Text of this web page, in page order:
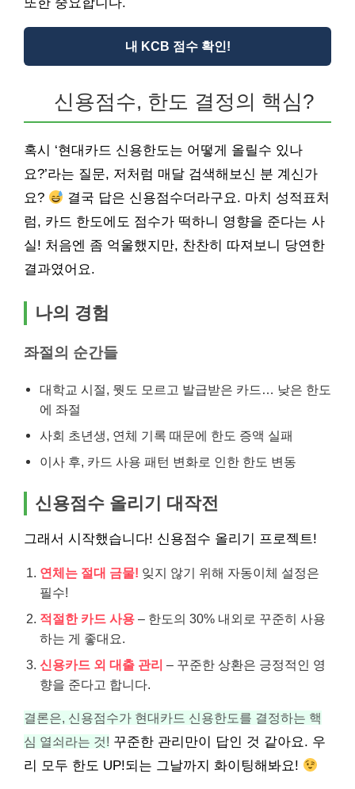
내 KCB 점수 확인!
신용점수, 한도 결정의 핵심?
혹시 ‘현대카드 신용한도는 어떻게 올릴수 있나
요?’라는 질문, 저처럼 매달 검색해보신 분 계신가
요?
결국 답은 신용점수더라구요. 마치 성적표처
럼, 카드 한도에도 점수가 떡하니 영향을 준다는 사
실! 처음엔 좀 억울했지만, 찬찬히 따져보니 당연한
결과였어요.
나의 경험
좌절의 순간들
대학교 시절, 뭣도 모르고 발급받은 카드… 낮은 한도
에 좌절
사회 초년생, 연체 기록 때문에 한도 증액 실패
이사 후, 카드 사용 패턴 변화로 인한 한도 변동
신용점수 올리기 대작전
그래서 시작했습니다! 신용점수 올리기 프로젝트!
연체는 절대 금물! 잊지 않기 위해 자동이체 설정은
필수!
적절한 카드 사용 – 한도의 30% 내외로 꾸준히 사용
하는 게 좋대요.
신용카드 외 대출 관리 – 꾸준한 상환은 긍정적인 영
향을 준다고 합니다.
결론은, 신용점수가 현대카드 신용한도를 결정하는 핵
심 열쇠라는 것! 꾸준한 관리만이 답인 것 같아요. 우
리 모두 한도 UP!되는 그날까지 화이팅해봐요!